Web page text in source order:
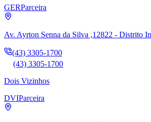
GERParceira
Av. Ayrton Senna da Silva ,12822 - Distrito
(43) 3305-1700
(43) 3305-1700
Dois Vizinhos
DVIParceira